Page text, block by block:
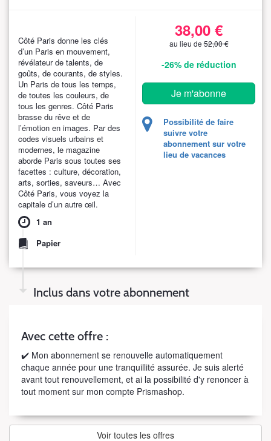
Côté Paris donne les clés
d’un Paris en mouvement,
révélateur de talents, de
goûts, de courants, de styles.
Un Paris de tous les temps,
de toutes les couleurs, de
tous les genres. Côté Paris
brasse du rêve et de
l’émotion en images. Par des
codes visuels urbains et
modernes, le magazine
aborde Paris sous toutes ses
facettes : culture, décoration,
arts, sorties, saveurs… Avec
Côté Paris, vous voyez la
capitale d’un autre œil.
1 an
Papier
38,00 €
au lieu de52,00 €
-26%de réduction
Je m'abonne
Possibilité de faire
suivre votre
abonnement sur votre
lieu de vacances
Inclus dans votre abonnement
Avec cette offre :
✔️ Mon abonnement se renouvelle automatiquement
chaque année pour une tranquillité assurée. Je suis alerté
avant tout renouvellement, et ai la possibilité d'y renoncer à
tout moment sur mon compte Prismashop.
Voir toutes les offres